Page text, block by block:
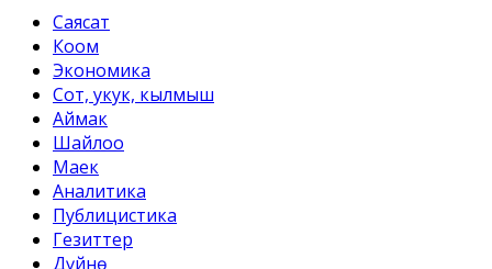
Саясат
Коом
Экономика
Сот, укук, кылмыш
Аймак
Шайлоо
Маек
Аналитика
Публицистика
Гезиттер
Дүйнө